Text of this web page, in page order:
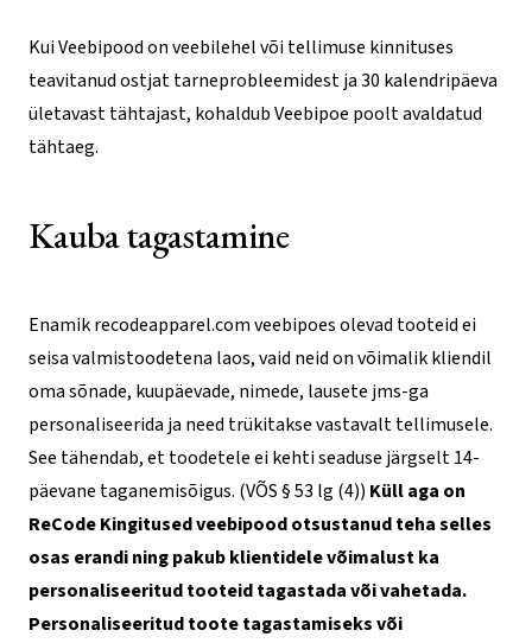
Kui Veebipood on veebilehel või tellimuse kinnituses
teavitanud ostjat tarneprobleemidest ja 30 kalendripäeva
ületavast tähtajast, kohaldub Veebipoe poolt avaldatud
tähtaeg.
Kauba tagastamine
Enamik recodeapparel.com veebipoes olevad tooteid ei
seisa valmistoodetena laos, vaid neid on võimalik kliendil
oma sõnade, kuupäevade, nimede, lausete jms-ga
personaliseerida ja need trükitakse vastavalt tellimusele.
See tähendab, et toodetele ei kehti seaduse järgselt 14-
päevane taganemisõigus. (VÕS § 53 lg (4)) Küll aga on
ReCode Kingitused veebipood otsustanud teha selles
osas erandi ning pakub klientidele võimalust ka
personaliseeritud tooteid tagastada või vahetada.
Personaliseeritud toote tagastamiseks või